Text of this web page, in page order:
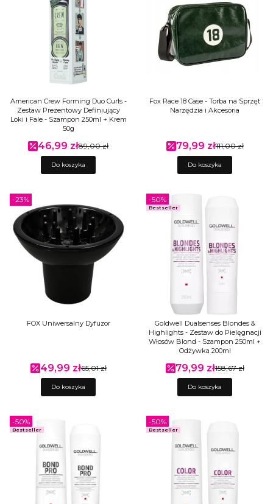
American Crew Forming Duo Curls -
Zestaw Prezentowy Definiujący
Loki i Fale - Szampon 250ml + Krem
50g
Cena promocyjna
46,99 zł89,00 zł
Do koszyka
Fox Race 18 Case - Torba na Sprzęt
Narzędzia i Akcesoria
Cena promocyjna
79,99 zł111,00 zł
Do koszyka
FOX Uniwersalny Dyfuzor
Cena promocyjna
49,99 zł65,01 zł
-23%
Do koszyka
Bestseller
Goldwell Dualsenses Blondes &
Highlights - Zestaw do Pielęgnacji
Włosów Blond - Szampon 250ml +
Odżywka 200ml
Cena promocyjna
79,99 zł158,67 zł
-50%
Do koszyka
Bestseller
-50%
Bestseller
-50%